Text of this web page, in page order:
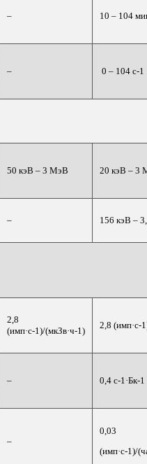
– 10 – 104
– 0 – 104 с-1
50 кэВ – 3 МэВ 20 кэВ – 3
– 156 кэВ –
2,8
(имп·с-1)/(мкЗв·ч-1)
2,8 (имп·с-
– 0,4 с-1·Бк-1
–
0,03
(имп·с-1)/